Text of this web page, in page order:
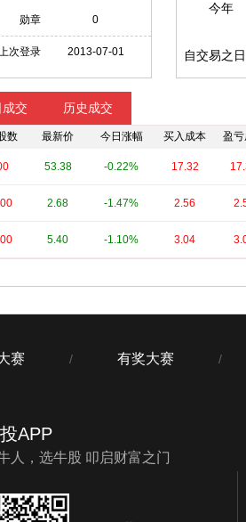
勋章 0
次登录 2013-07-01
今年
自交易之
成交 历史成交
数 最新价 今日涨幅 买入成本 盈
53.38 -0.22% 17.32
2.68 -1.47% 2.56
5.40 -1.10% 3.04
赛 / 有奖大赛 /
APP
人，选牛股 叩启财富之门